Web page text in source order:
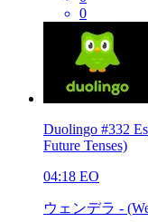
0
Duolingo #332
Future Tenses)
04:18 EO
ウェンデラ -